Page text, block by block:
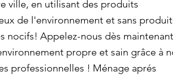
ville, en utilisant des produits
de l'environnement et sans
nocifs! Appelez-nous dès maintenant
propre et sain grâce à
professionnelles ! Ménage aprés